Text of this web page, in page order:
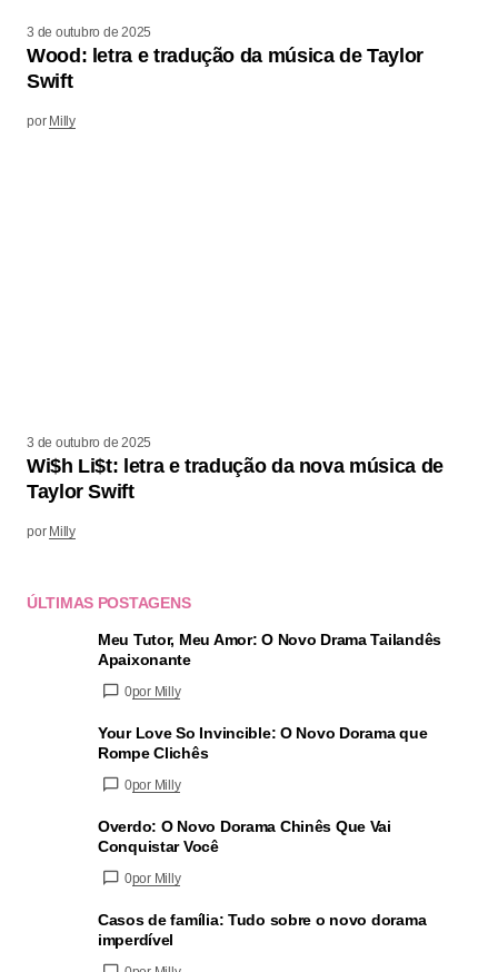
3 de outubro de 2025
Wood: letra e tradução da música de Taylor
Swift
por Milly
3 de outubro de 2025
Wi$h Li$t: letra e tradução da nova música de
Taylor Swift
por Milly
ÚLTIMAS POSTAGENS
Meu Tutor, Meu Amor: O Novo Drama Tailandês
Apaixonante
0por Milly
Your Love So Invincible: O Novo Dorama que
Rompe Clichês
0por Milly
Overdo: O Novo Dorama Chinês Que Vai
Conquistar Você
0por Milly
Casos de família: Tudo sobre o novo dorama
imperdível